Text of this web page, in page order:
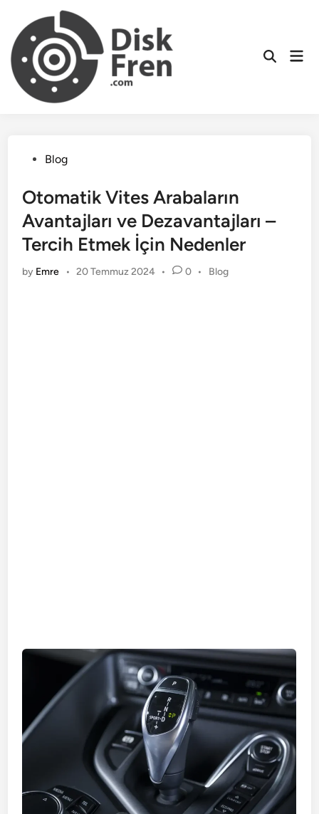
content
PostedBlog
Otomatik Vites Arabaların
Avantajları ve Dezavantajları –
Tercih Etmek İçin Nedenler
by Emre • 20 Temmuz 2024 • 0 •
Posted
Blog